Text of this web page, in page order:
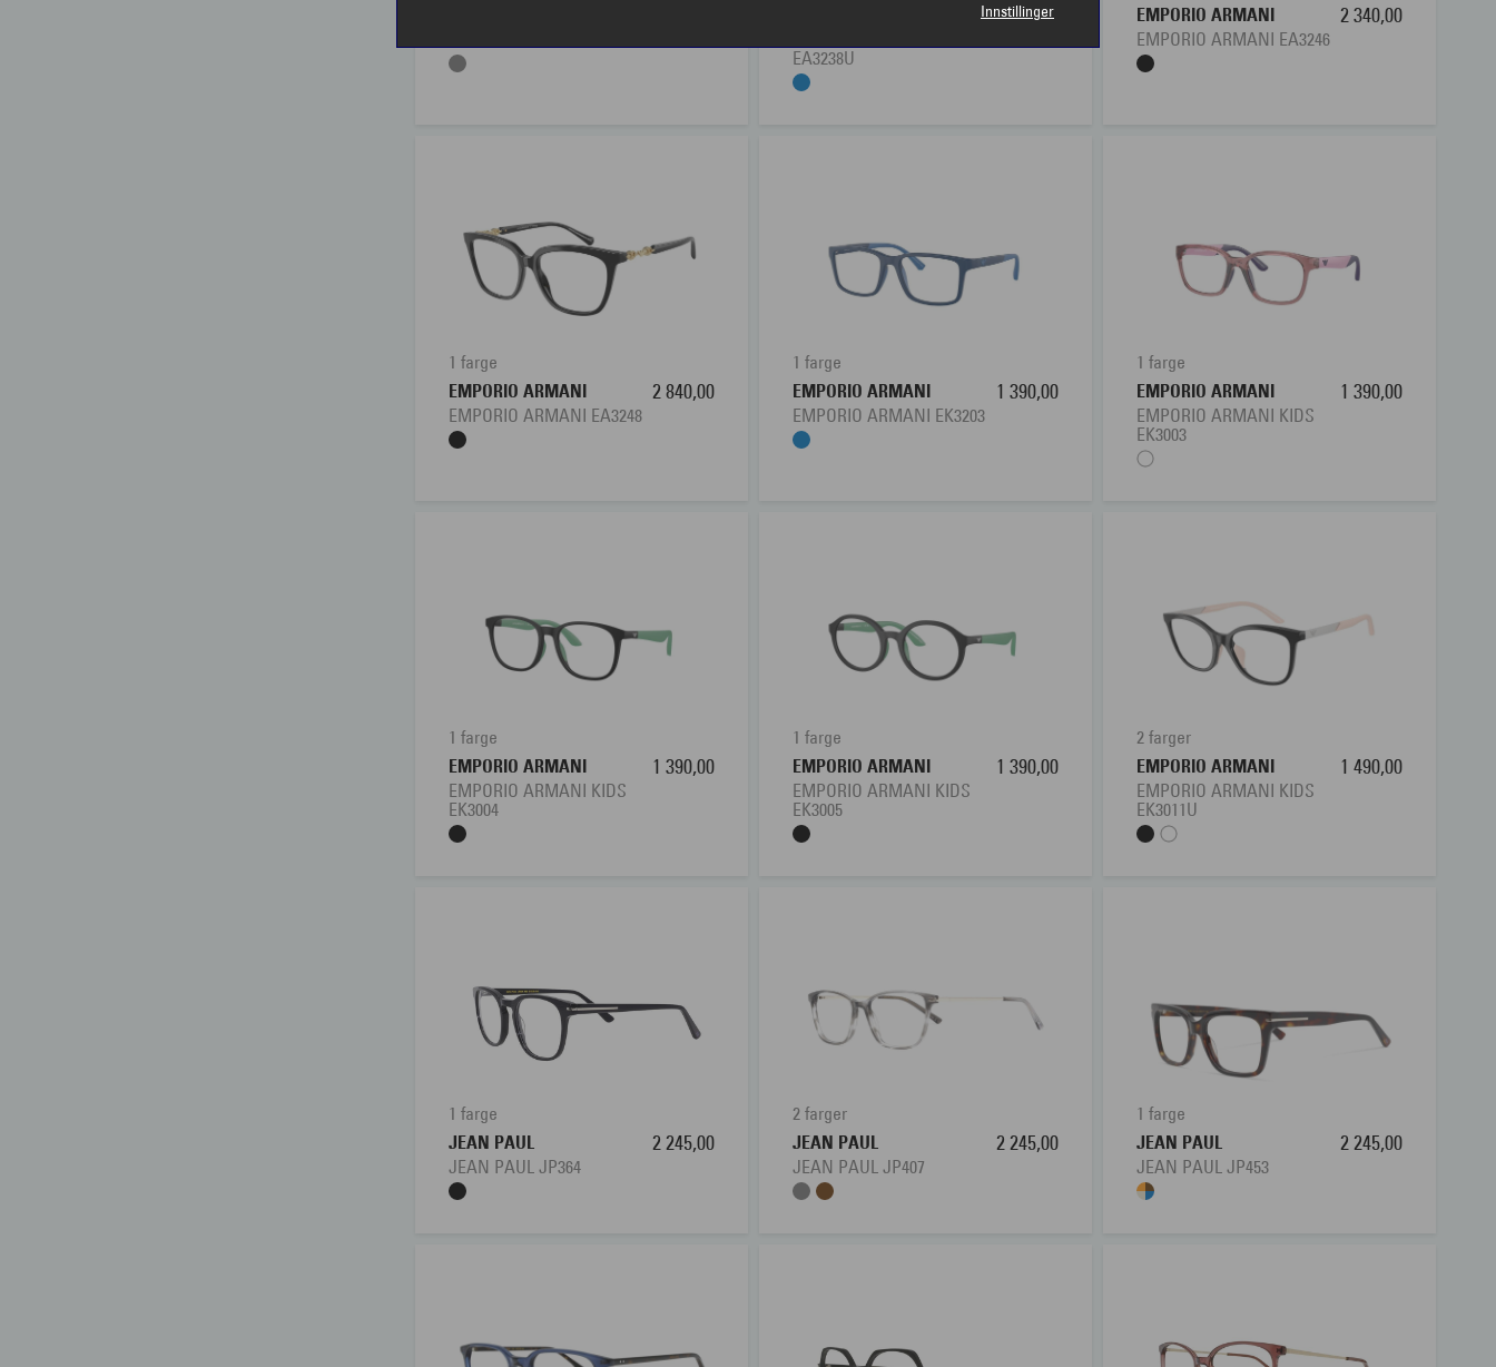
EA3238U
2 500,00
EMPORIO ARMANI
EMPORIO ARMANI EA3246
2 340,00
1 farge
EMPORIO ARMANI
EMPORIO ARMANI EA3248
2 840,00
1 farge
EMPORIO ARMANI
EMPORIO ARMANI EK3203
1 390,00
1 farge
EMPORIO ARMANI
EMPORIO ARMANI KIDS
EK3003
1 390,00
1 farge
EMPORIO ARMANI
EMPORIO ARMANI KIDS
EK3004
1 390,00
1 farge
EMPORIO ARMANI
EMPORIO ARMANI KIDS
EK3005
1 390,00
2 farger
EMPORIO ARMANI
EMPORIO ARMANI KIDS
EK3011U
1 490,00
1 farge
JEAN PAUL
JEAN PAUL JP364
2 245,00
2 farger
JEAN PAUL
JEAN PAUL JP407
2 245,00
1 farge
JEAN PAUL
JEAN PAUL JP453
2 245,00
Innstillinger